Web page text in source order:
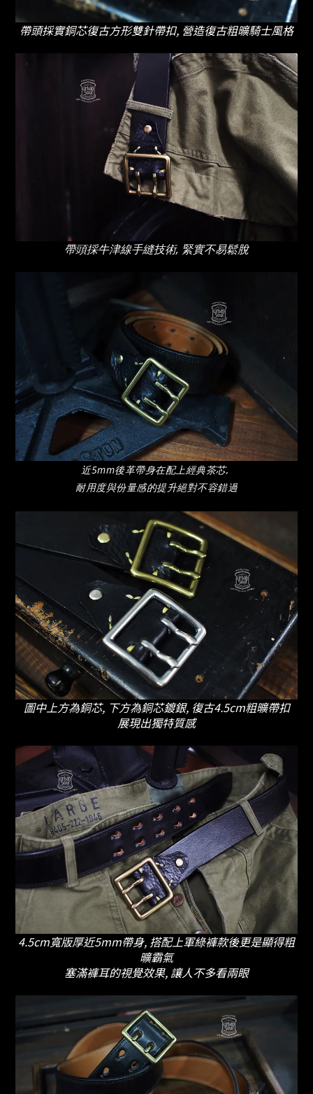
帶頭採實銅芯復古方形雙針帶扣, 營造復古粗曠騎士風格
帶頭採牛津線手縫技術, 緊實不易鬆脫
近5mm後革帶身在配上經典茶芯,
耐用度與份量感的提升絕對不容錯過
圖中上方為銅芯, 下方為銅芯鍍銀, 復古4.5cm粗曠帶扣
展現出獨特質感
4.5cm寬版厚近5mm帶身, 搭配上軍綠褲款後更是顯得粗
曠霸氣
塞滿褲耳的視覺效果, 讓人不多看兩眼